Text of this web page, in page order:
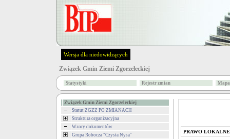
Wersja dla niedowidzących
Związek Gmin Ziemi Zgorzeleckiej
Statystyki Rejestr zmian
Związek Gmin Ziemi Zgorzeleckiej
Statut ZGZZ PO ZMIANACH
Struktura organizacyjna
Wzory dokumentów
Grupa Robocza "Czysta Nysa"
PRAWO LOKALNE